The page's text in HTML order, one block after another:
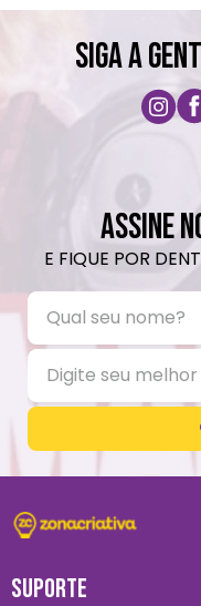
SIGA A
ASSINE
E FIQUE POR
SUPORTE